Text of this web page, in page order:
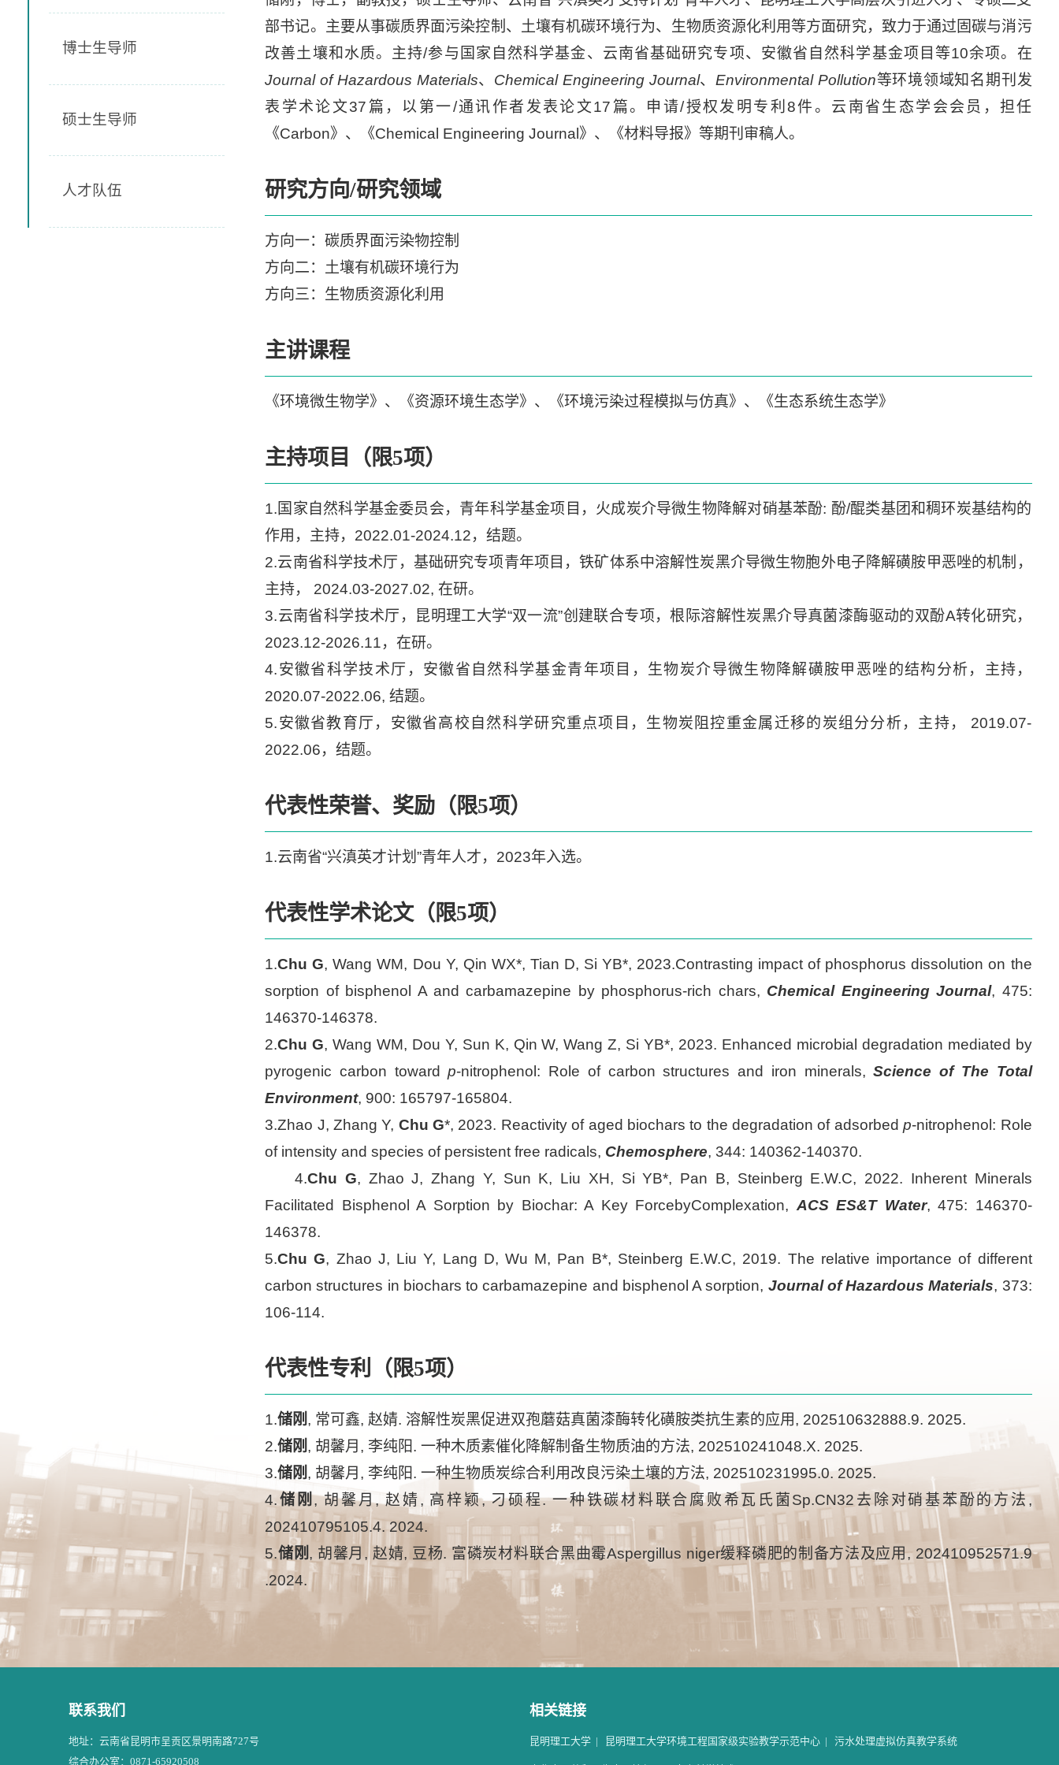
博士生导师
硕士生导师
人才队伍
部书记。主要从事碳质界面污染控制、土壤有机碳环境行为、生物质资源化利用等方面研究，致力于通过固碳与消污
改善土壤和水质。主持/参与国家自然科学基金、云南省基础研究专项、安徽省自然科学基金项目等10余项。在
Journal of Hazardous Materials、 Chemical Engineering Journal、Environmental Pollution等环境领域知名期刊发
表学术论文37篇，以第一/通讯作者发表论文17篇。申请/授权发明专利8件。云南省生态学会会员，担任
《Carbon》、《Chemical Engineering Journal》、《材料导报》等期刊审稿人。
研究方向/研究领域
方向一：碳质界面污染物控制
方向二：土壤有机碳环境行为
方向三：生物质资源化利用
主讲课程
《环境微生物学》、《资源环境生态学》、《环境污染过程模拟与仿真》、《生态系统生态学》
主持项目（限5项）
1.国家自然科学基金委员会，青年科学基金项目，火成炭介导微生物降解对硝基苯酚: 酚/醌类基团和稠环炭基结构的
作用，主持，2022.01-2024.12，结题。
2.云南省科学技术厅，基础研究专项青年项目，铁矿体系中溶解性炭黑介导微生物胞外电子降解磺胺甲恶唑的机制，
主持， 2024.03-2027.02, 在研。
3.云南省科学技术厅，昆明理工大学“双一流”创建联合专项，根际溶解性炭黑介导真菌漆酶驱动的双酚A转化研究，
2023.12-2026.11，在研。
4.安徽省科学技术厅，安徽省自然科学基金青年项目，生物炭介导微生物降解磺胺甲恶唑的结构分析，主持，
2020.07-2022.06, 结题。
5.安徽省教育厅，安徽省高校自然科学研究重点项目，生物炭阻控重金属迁移的炭组分分析，主持， 2019.07-
2022.06，结题。
代表性荣誉、奖励（限5项）
1.云南省“兴滇英才计划”青年人才，2023年入选。
代表性学术论文（限5项）
1.Chu G, Wang WM, Dou Y, Qin WX*, Tian D, Si YB*, 2023.Contrasting impact of phosphorus dissolution on the
sorption of bisphenol A and carbamazepine by phosphorus-rich chars, Chemical Engineering Journal, 475:
146370-146378.
2.Chu G, Wang WM, Dou Y, Sun K, Qin W, Wang Z, Si YB*, 2023. Enhanced microbial degradation mediated by
pyrogenic carbon towardp-nitrophenol: Role of carbon structures and iron minerals,Science of The Total
Environment, 900: 165797-165804.
3.Zhao J, Zhang Y, Chu G*, 2023. Reactivity of aged biochars to the degradation of adsorbedp-nitrophenol: Role
of intensity and species of persistent free radicals, Chemosphere, 344: 140362-140370.
4.Chu G, Zhao J, Zhang Y, Sun K, Liu XH, Si YB*, Pan B, Steinberg E.W.C, 2022. Inherent Minerals
Facilitated Bisphenol A Sorption by Biochar: A Key ForcebyComplexation, ACS ES&T Water, 475: 146370-
146378.
5.Chu G, Zhao J, Liu Y, Lang D, Wu M, Pan B*, Steinberg E.W.C, 2019. The relative importance of different
carbon structures in biochars to carbamazepine and bisphenol A sorption, Journal of Hazardous Materials, 373:
106-114.
代表性专利（限5项）
1.储刚 , 常可鑫, 赵婧. 溶解性炭黑促进双孢蘑菇真菌漆酶转化磺胺类抗生素的应用, 202510632888.9. 2025.
2.储刚 , 胡馨月, 李纯阳. 一种木质素催化降解制备生物质油的方法, 202510241048.X. 2025.
3.储刚 , 胡馨月, 李纯阳. 一种生物质炭综合利用改良污染土壤的方法, 202510231995.0. 2025.
4.储刚, 胡馨月, 赵婧, 高梓颖, 刁硕程. 一种铁碳材料联合腐败希瓦氏菌Sp.CN32去除对硝基苯酚的方法,
202410795105.4. 2024.
5.储刚 , 胡馨月, 赵婧, 豆杨. 富磷炭材料联合黑曲霉Aspergillus niger缓释磷肥的制备方法及应用, 202410952571.9
.2024.
联系我们
地址：云南省昆明市呈贡区景明南路727号
综合办公室：0871-65920508
相关链接
昆明理工大学 | 昆明理工大学环境工程国家级实验教学示范中心 | 污水处理虚拟仿真教学系统